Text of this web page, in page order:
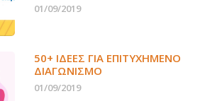
01/09/2019
50+ ΙΔΕΕΣ ΓΙΑ ΕΠΙΤΥΧΗΜΕΝΟ
ΔΙΑΓΩΝΙΣΜΟ
01/09/2019